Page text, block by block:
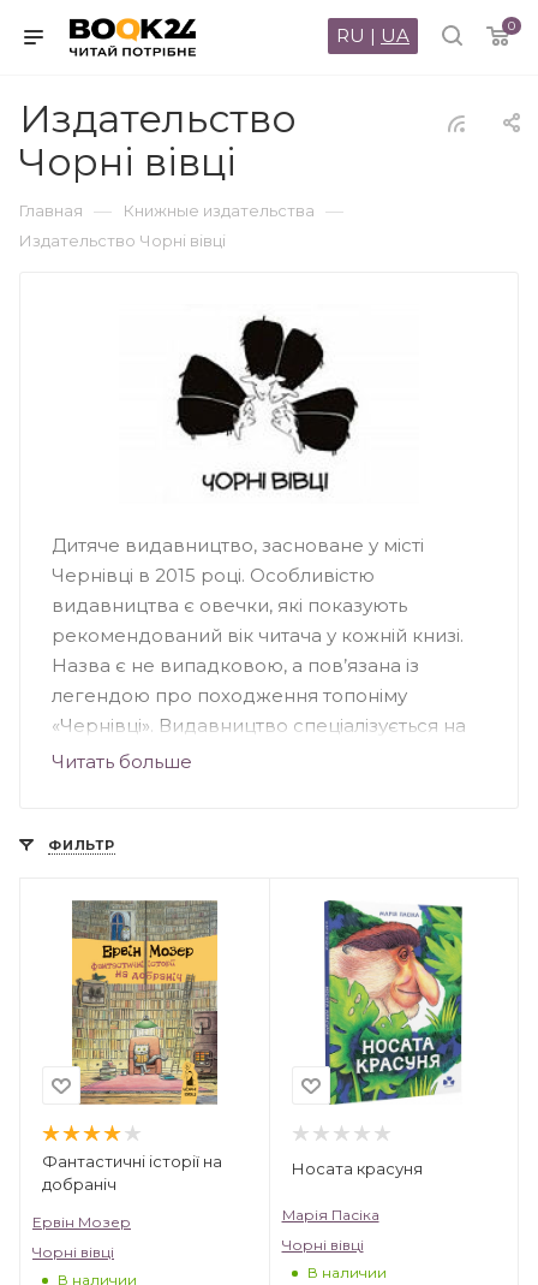
0
RU | UA
Издательство
Чорні вівці
Главная — Книжные издательства —
Издательство Чорні вівці
Дитяче видавництво, засноване у місті
Чернівці в 2015 році. Особливістю
видавництва є овечки, які показують
рекомендований вік читача у кожній книзі.
Назва є не випадковою, а пов’язана із
легендою про походження топоніму
«Чернівці». Видавництво спеціалізується на
арт-буках, книгах-білінгвах та цікавих
«Імператор Абсурдії», «Майстерня Вендела»
Ерльбруха, «Ще одна цегла в стіні» Андрія
Тужикова та інші.
Читать больше
ФИЛЬТР
Фантастичні історії на
добраніч
Ервін Мозер
Чорні вівці
В наличии
Носата красуня
Марія Пасіка
Чорні вівці
В наличии